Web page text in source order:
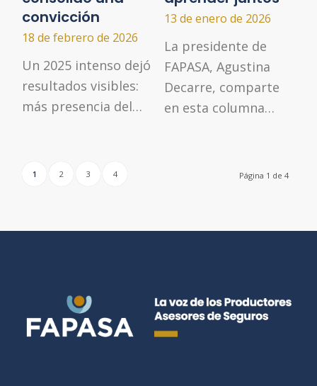
convicción
18 de febrero de 2026
Un 2025 intenso dejó
resultados visibles:
más presencia del…
13 de enero de 2026
La presidente de
FAPASA, Agustina
Decarre, comparte
en esta columna…
Página 1 de 4
1 2 3 4